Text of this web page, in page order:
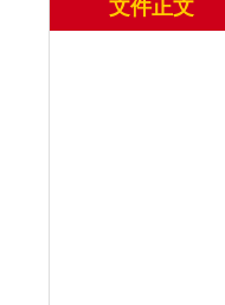
文件正文